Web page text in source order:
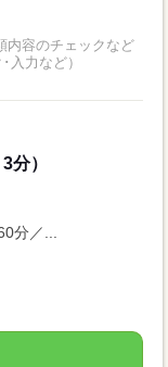
内容のチェックなど
入力など）
分）
分／...